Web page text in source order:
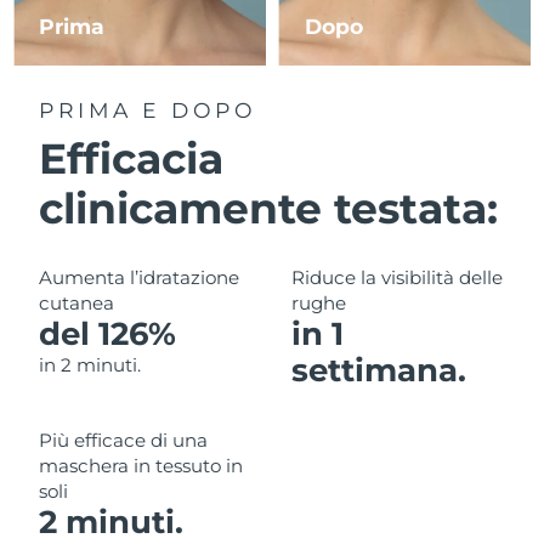
Prima Dopo
PRIMA E DOPO
Efficacia
clinicamente testata:
Aumenta l’idratazione
cutanea
del 126%
in 2 minuti.
Riduce la visibilità delle
rughe
in 1
settimana.
Più efficace di una
maschera in tessuto in
soli
2 minuti.
RAS di Macao Consegna stimata
Malaysia
Malta
Messico Consegna stimata 14/8/26
Monaco Consegna stimata11/8/26
Paesi Bassi Consegna stimata
Norvegia
Oman